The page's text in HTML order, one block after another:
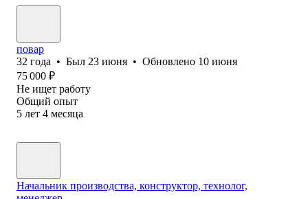
повар
32 года • Был 23 июня • Обновлено 10 июня
75 000 ₽
Не ищет работу
Общий опыт
5 лет 4 месяца
Начальник производства, конструктор, технолог,